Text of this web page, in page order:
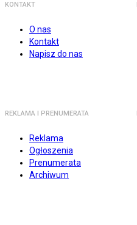
KONTAKT
O nas
Kontakt
Napisz do nas
REKLAMA I PRENUMERATA
Reklama
Ogłoszenia
Prenumerata
Archiwum